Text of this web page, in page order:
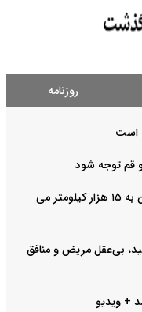
روزنامه
است
قم توجه شود
امام‌ جمعه اهواز: با افزایش برد موشک هایمان به ۱۵ هزار کیلومتر می
بی‌عقل مریض و منافق
+ ویدیو